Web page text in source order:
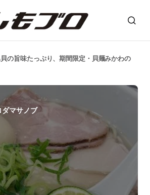
の旨味たっぷり、期間限定・貝麺みかわの
ダマサノブ